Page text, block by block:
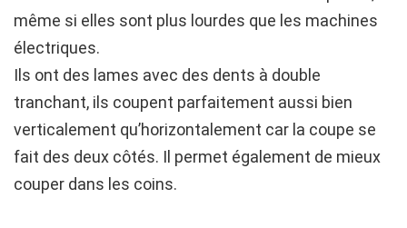
même si elles sont plus lourdes que les machines
électriques.
Ils ont des lames avec des dents à double
tranchant, ils coupent parfaitement aussi bien
verticalement qu’horizontalement car la coupe se
fait des deux côtés. Il permet également de mieux
couper dans les coins.